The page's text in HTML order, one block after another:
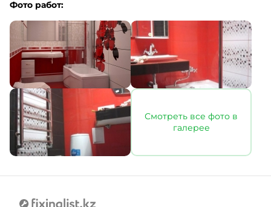
Фото работ:
Смотреть все фото в
галерее